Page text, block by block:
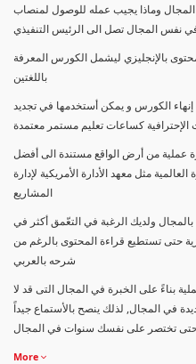
المجال وماذا يجيب عمله للوصول لمنصاب
في نفس المجال تصل الى الرئيس التنفيذي
بالإنجليزي ليشمل الكورس المعرفة
باللغتين
الكورس و يمكن أستخدمها في تجديد
الإحترافية كساعات تعليم مستمر معتمدة
من أرض الواقع مستندة الى أفضل
مثل معهد الأدارة الأمريكية لإدارة
المشاريع
ولديك الرغبة في التعّمق أكثر في
حتى تستطيع قراءة المحتوى بالرغم من
شرحه بالعربي
بناءً على الخبرة في المجال التى قد لا
في المجال, لذلك ينصح بالأستماع جيداً
تختصر على نفسك سنوات في المجال
More